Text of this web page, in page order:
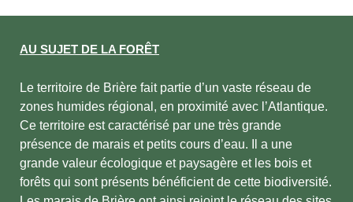
AU SUJET DE LA FORÊT
Le territoire de Brière fait partie d’un vaste réseau de
zones humides régional, en proximité avec l’Atlantique.
Ce territoire est caractérisé par une très grande
présence de marais et petits cours d’eau. Il a une
grande valeur écologique et paysagère et les bois et
forêts qui sont présents bénéficient de cette biodiversité.